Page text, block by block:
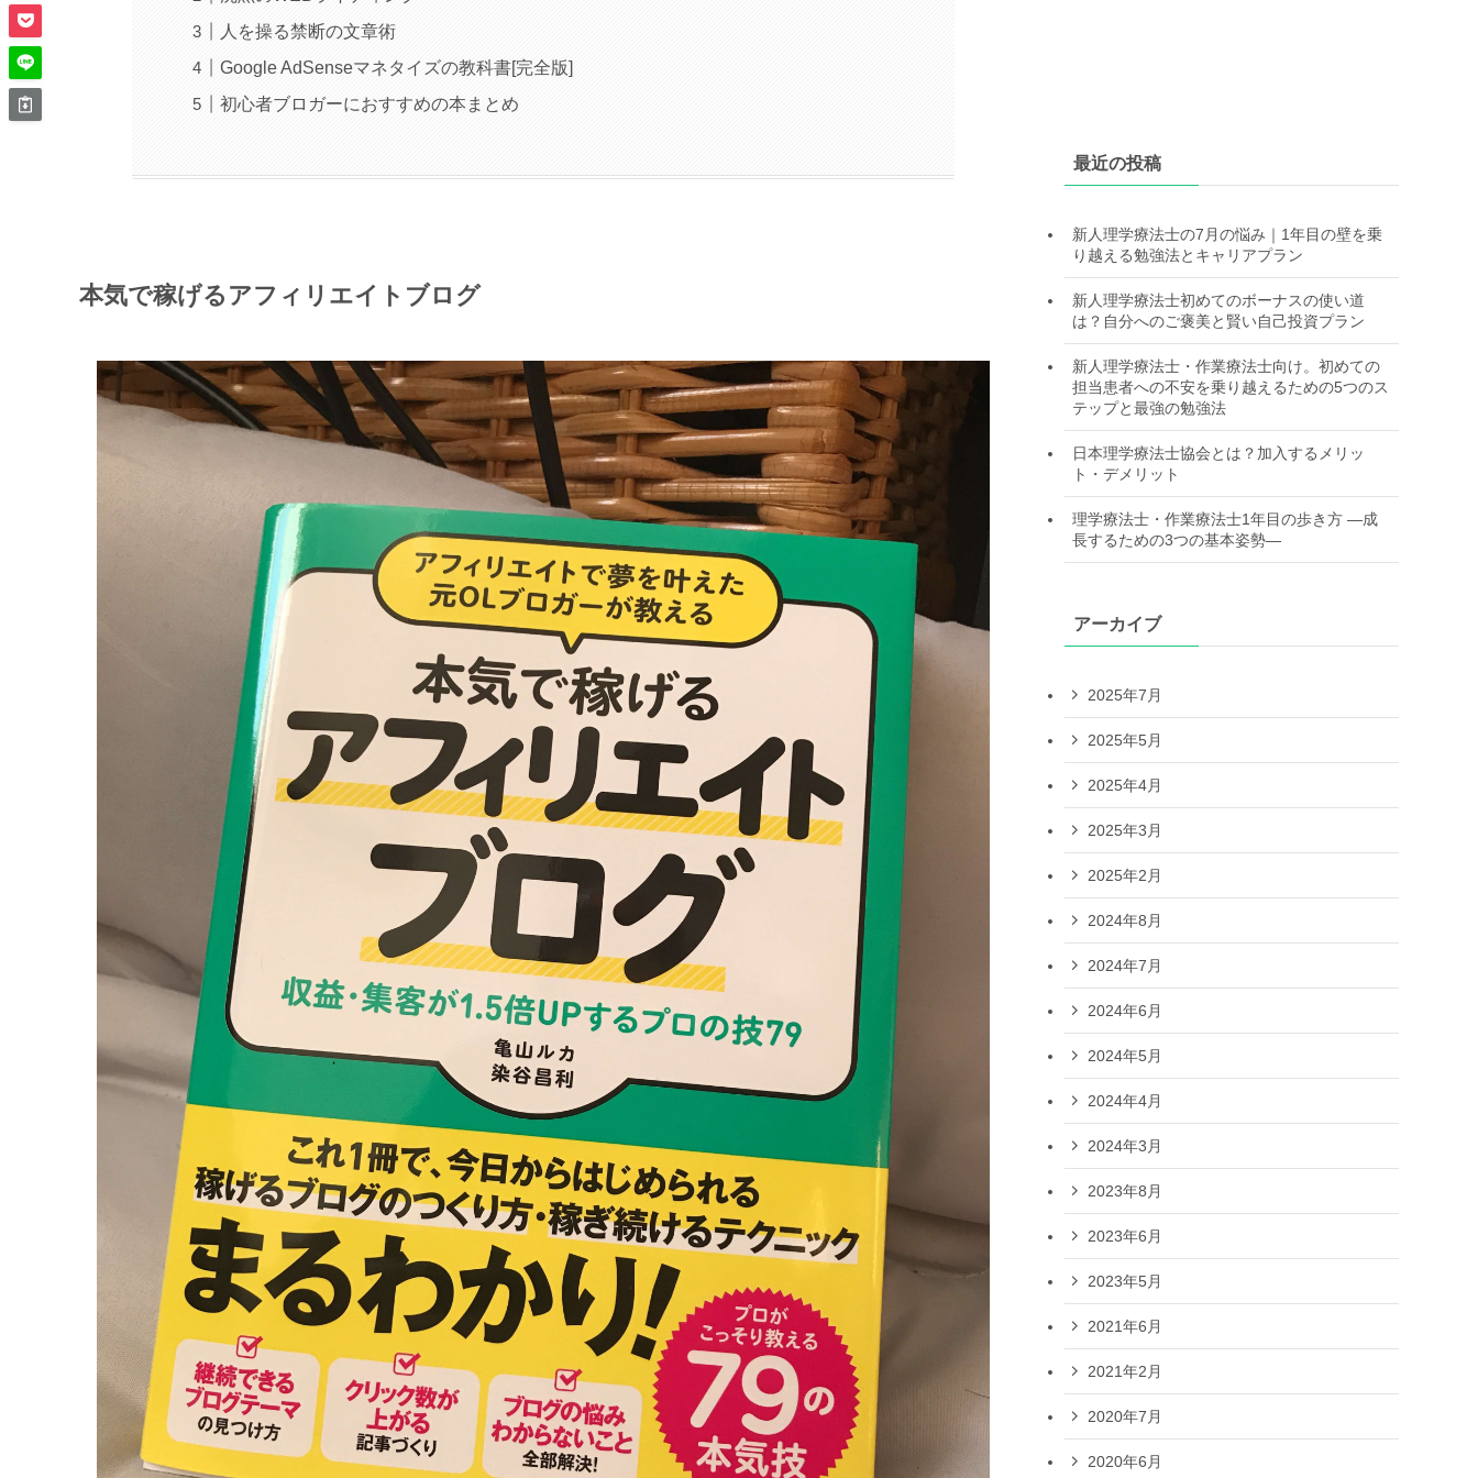
人を操る禁断の文章術
Google AdSenseマネタイズの教科書[完全版]
初心者ブロガーにおすすめの本まとめ
本気で稼げるアフィリエイトブログ
最近の投稿
新人理学療法士の7月の悩み｜1年目の壁を乗
り越える勉強法とキャリアプラン
新人理学療法士初めてのボーナスの使い道
は？自分へのご褒美と賢い自己投資プラン
新人理学療法士・作業療法士向け。初めての
担当患者への不安を乗り越えるための5つのス
テップと最強の勉強法
日本理学療法士協会とは？加入するメリッ
ト・デメリット
理学療法士・作業療法士1年目の歩き方 —成
長するための3つの基本姿勢—
アーカイブ
2025年7月
2025年5月
2025年4月
2025年3月
2025年2月
2024年8月
2024年7月
2024年6月
2024年5月
2024年4月
2024年3月
2023年8月
2023年6月
2023年5月
2021年6月
2021年2月
2020年7月
2020年6月